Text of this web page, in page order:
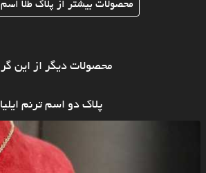
محصولات بیشتر از پلاک طلا
محصولات دیگر از این
پلاک دو اسم ترنم ایلیا